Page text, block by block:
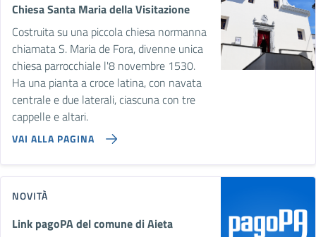
Chiesa Santa Maria della Visitazione
Costruita su una piccola chiesa normanna
chiamata S. Maria de Fora, divenne unica
chiesa parrocchiale l'8 novembre 1530.
Ha una pianta a croce latina, con navata
centrale e due laterali, ciascuna con tre
cappelle e altari.
VAI ALLA PAGINA
NOVITÀ
Link pagoPA del comune di Aieta